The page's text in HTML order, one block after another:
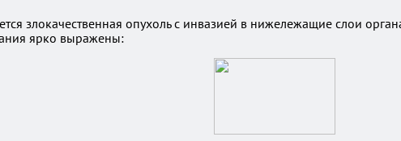
злокачественная опухоль с инвазией в нижележащие слои
ярко выражены: